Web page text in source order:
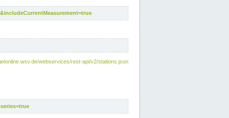
webservices/rest-api/v2/stations.json